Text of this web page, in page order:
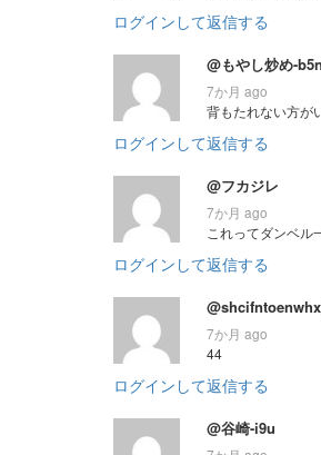
ログインして返信する
@もやし炒め-b5n
7か月 ago
背もたれない方が
ログインして返信する
@フカジレ
7か月 ago
これってダンベル
ログインして返信する
7か月 ago
44
ログインして返信する
@谷崎-i9u